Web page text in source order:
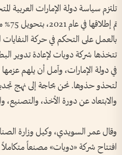
تم
بالعمل على التحكم في حركة
تتخذها شركة دوبات لإعادة تدوير
في دولة الإمارات، وآمل أن يلهم
لتحذو حذوها. نحن بحاجة إلى نهج
والابتعاد عن دورة الأخذ،
وقال عمر السويدي، وكيل وزارة
افتتاح شركة «دوبات» مصنعاً